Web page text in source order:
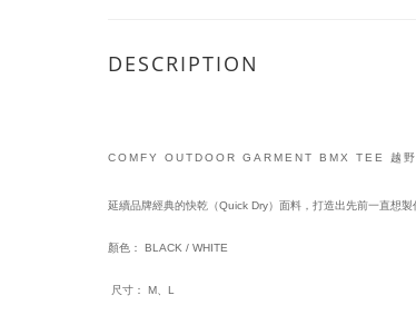
DESCRIPTION
COMFY OUTDOOR GARMENT BMX TEE 越
延續品牌經典的快乾（Quick Dry）面料，打造出先前一直想
顏色： BLACK / WHITE
尺寸： M、L